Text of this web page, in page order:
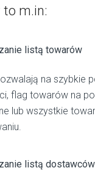
to m.in:
listą towarów
na szybkie
flag towarów na
lub wszystkie
listą dostawców